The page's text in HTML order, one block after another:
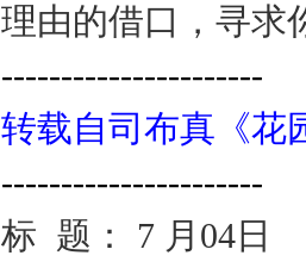
理由的借口，寻求
----------------------
转载自司布真 《花
----------------------
标 题： 7 月04日